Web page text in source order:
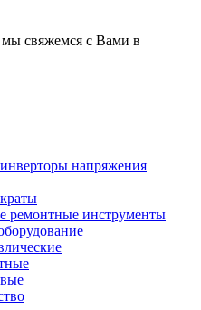
свяжемся с Вами в
напряжения
ремонтные инструменты